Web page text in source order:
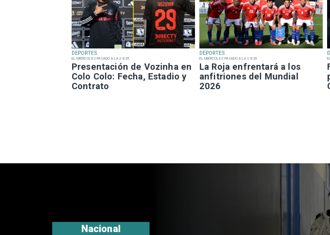
DEPORTES
EL MIÉRCOLES PASADO A LAS 9:35
Presentación de Vozinha en
Colo Colo: Fecha, Estadio y
Contrato
DEPORTES
EL MIÉRCOLES PASADO A LAS 9:35
La Roja enfrentará a los
anfitriones del Mundial
2026
Regiones